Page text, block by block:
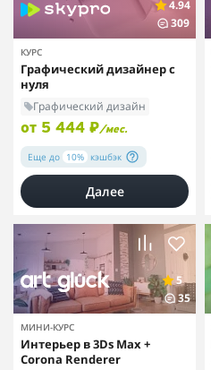
4.94
309
КУРС
Графический дизайнер с
нуля
Графический дизайн
от 5 444 ₽/мес.
Еще до 10% кэшбэк
Далее
5
35
МИНИ-КУРС
Интерьер в 3Ds Max +
Corona Renderer